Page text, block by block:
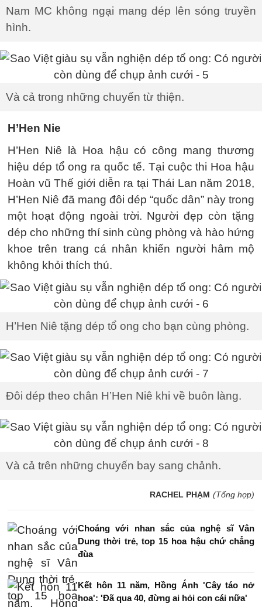
Nam MC không ngại mang dép lên sóng truyền
hình.
Và cả trong những chuyến từ thiện.
H’Hen Nie
H’Hen Niê là Hoa hậu có công mang thương
hiệu dép tổ ong ra quốc tế. Tại cuộc thi Hoa hậu
Hoàn vũ Thế giới diễn ra tại Thái Lan năm 2018,
H’Hen Niê đã mang đôi dép “quốc dân” này trong
một hoạt động ngoài trời. Người đẹp còn tặng
dép cho những thí sinh cùng phòng và hào hứng
khoe trên trang cá nhân khiến người hâm mộ
không khỏi thích thú.
H’Hen Niê tặng dép tổ ong cho bạn cùng phòng.
Đôi dép theo chân H’Hen Niê khi về buôn làng.
Và cả trên những chuyến bay sang chảnh.
RACHEL PHẠM (Tổng hợp)
Choáng với nhan sắc của nghệ sĩ Vân
Dung thời trẻ, top 15 hoa hậu chứ chẳng
đùa
Kết hôn 11 năm, Hồng Ánh 'Cây táo nở
hoa': 'Đã qua 40, đừng ai hỏi con cái nữa'